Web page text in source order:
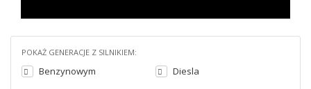
POKAŻ GENERACJE Z SILNIKIEM:
Benzynowym Diesla